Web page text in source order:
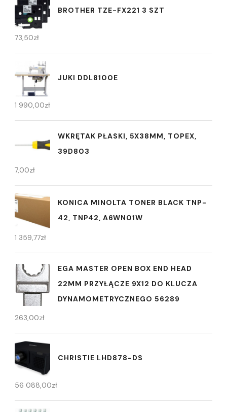
BROTHER TZE-FX221 3 SZT
73,50zł
JUKI DDL8100E
1 990,00zł
WKRĘTAK PŁASKI, 5X38MM, TOPEX,
39D803
7,00zł
KONICA MINOLTA TONER BLACK TNP-
42, TNP42, A6WN01W
1 359,77zł
EGA MASTER OPEN BOX END HEAD
22MM PRZYŁĄCZE 9X12 DO KLUCZA
DYNAMOMETRYCZNEGO 56289
263,00zł
CHRISTIE LHD878-DS
56 088,00zł